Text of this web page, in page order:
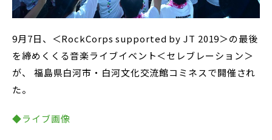
9月7日、＜RockCorps supported by JT 2019＞の最後
を締めくくる音楽ライブイベント＜セレブレーション＞
が、 福島県白河市・白河文化交流館コミネスで開催され
た。
◆ライブ画像